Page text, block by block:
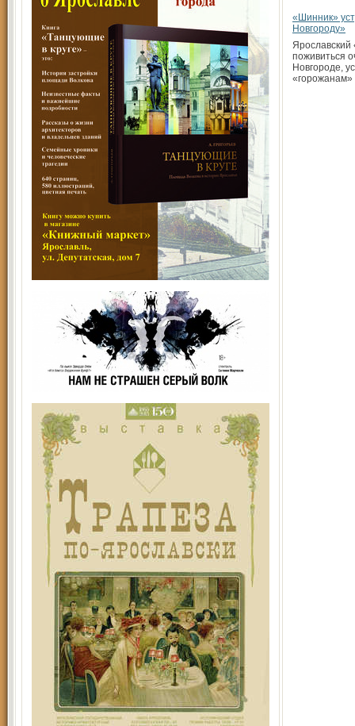
«Шинник»
Новгороду»
Ярославский
поживиться
Новгороде,
«горожанам»